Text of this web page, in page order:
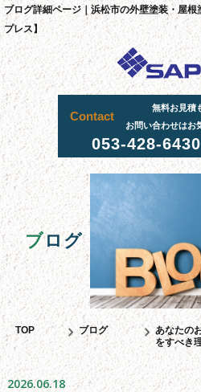
ブログ詳細ページ｜浜松市の外壁塗装・屋
プレス】
Contact
無料お見積
お問い合わせはお
053-428-6430
ブログ
TOP ブログ
あなたの
をすべき
TOP
料金・施工までの流れ
サプレスが選ばれる理由
外壁・屋根塗装工事
足場工事について
採用情報
足場実績
資材置場について
先輩社員の声
スタッフ紹介
よくある質問
2026.06.18